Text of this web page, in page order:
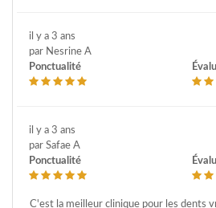
il y a 3 ans
par Nesrine A
Ponctualité
il y a 3 ans
par Safae A
Ponctualité
C'est la meilleur clinique pour les dents